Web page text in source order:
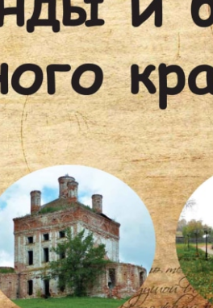
Дорогие друзья! Приглашаем Вас
посетить увлекательные и
разнообразные программы по
Пушкинской карте в Историко-
краеведческом музее Ковровского
района в августе!